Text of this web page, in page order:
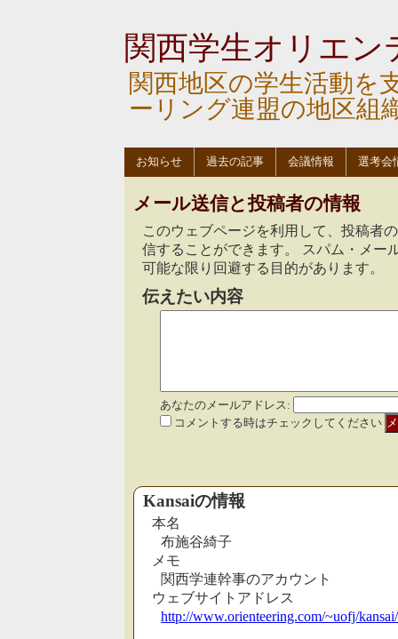
関西学生オリエン
関西地区の学生活動を
ーリング連盟の地区組
お知らせ 過去の記事 会議情報 選考会
メール送信と投稿者の情報
このウェブページを利用して、投稿者
信することができます。 スパム・メー
可能な限り回避する目的があります。
伝えたい内容
あなたのメールアドレス:
コメントする時はチェックしてください
Kansaiの情報
本名
布施谷綺子
メモ
関西学連幹事のアカウント
ウェブサイトアドレス
http://www.orienteering.com/~uofj/kansai/